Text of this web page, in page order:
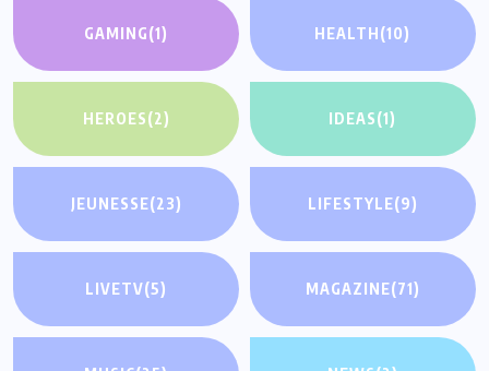
GAMING(1) HEALTH(10)
HEROES(2) IDEAS(1)
JEUNESSE(23) LIFESTYLE(9)
LIVETV(5) MAGAZINE(71)